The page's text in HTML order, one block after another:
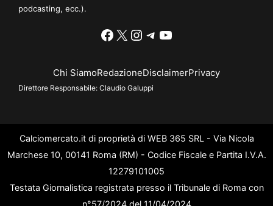
podcasting, ecc.).
Facebook
X Instagram
Telegram
YouTube
Chi SiamoRedazioneDisclaimerPrivacy
Direttore Responsabile: Claudio Galuppi
Calciomercato.it di proprietà di WEB 365 SRL - Via Nicola
Marchese 10, 00141 Roma (RM) - Codice Fiscale e Partita I.V.A.
12279101005
Testata Giornalistica registrata presso il Tribunale di Roma con
n°57/2024 del 11/04/2024